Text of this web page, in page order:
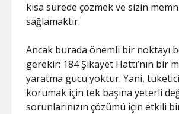
kısa sürede çözmek ve sizin
sağlamaktır.
Ancak burada önemli bir noktayı
gerekir: 184 Şikayet Hattı’nın bir
yaratma gücü yoktur. Yani, tüketici
korumak için tek başına yeterli
sorunlarınızın çözümü için etkili